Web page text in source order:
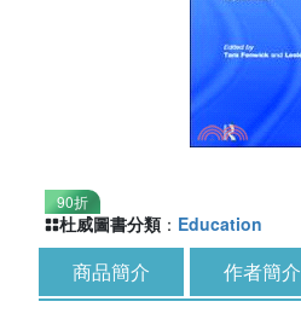
90折
杜威圖書分類 ： Education
商品簡介 作者簡介